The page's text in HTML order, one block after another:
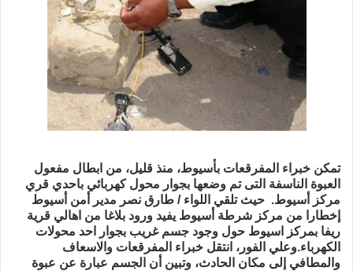
تمكن خبراء المفرقعات بأسيوط، منذ قليل، من ابطال مفعول
العبوة الناسفة التى تم وضعها بجوار محول كهربائي باحدي قري
مركز أسيوط. حيثتلقي اللواء / طارق نصر مدير أمن أسيوط
إخطارا من مركز شرطة أسيوط يفيد ورود بلاغا من اهالي قرية
ريفا بمركز اسيوط حول وجود جسم غريب بجوار احد محولات
الكهرباء.وعلي الفور، انتقل خبراء المفرقعات والاسعاف
والمطافي إلى مكان الحادث، وتبين أن الجسم عبارة عن عبوة